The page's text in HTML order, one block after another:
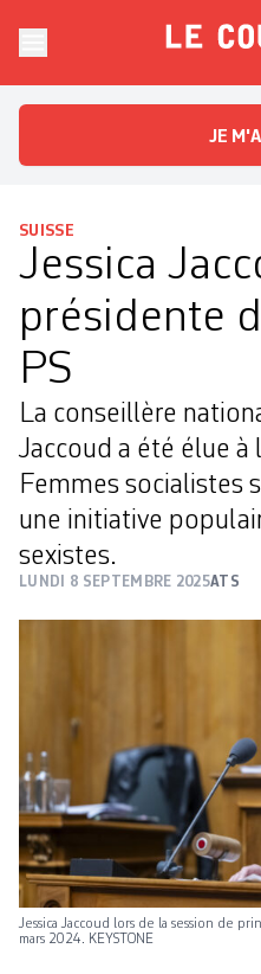
Le
JE
SUISSE
Jessica
présidente
PS
La conseillère
Jaccoud a été élue
Femmes socialistes
une initiative
sexistes.
LUNDI 8 SEPTEMBRE 2025ATS
Jessica Jaccoud lors de la session de
mars 2024. KEYSTONE